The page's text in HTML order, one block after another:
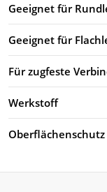
Geeignet für
Geeignet für
Für zugfeste
Werkstoff
Oberflächenschutz